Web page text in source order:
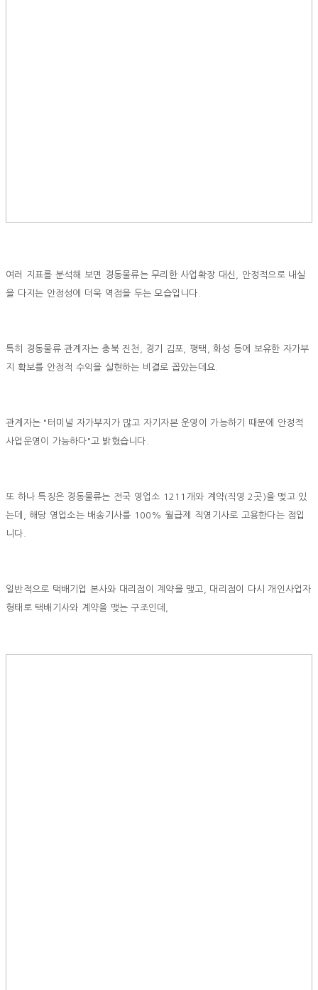
여러 지표를 분석해 보면 경동물류는 무리한 사업확장 대신, 안정적으로 내실
을 다지는 안정성에 더욱 역점을 두는 모습입니다.
특히 경동물류 관계자는 충북 진천, 경기 김포, 평택, 화성 등에 보유한 자가부
지 확보를 안정적 수익을 실현하는 비결로 꼽았는데요.
관계자는 "터미널 자가부지가 많고 자기자본 운영이 가능하기 때문에 안정적
사업운영이 가능하다"고 밝혔습니다.
또 하나 특징은 경동물류는 전국 영업소 1211개와 계약(직영 2곳)을 맺고 있
는데, 해당 영업소는 배송기사를 100% 월급제 직영기사로 고용한다는 점입
니다.
일반적으로 택배기업 본사와 대리점이 계약을 맺고, 대리점이 다시 개인사업자
형태로 택배기사와 계약을 맺는 구조인데,